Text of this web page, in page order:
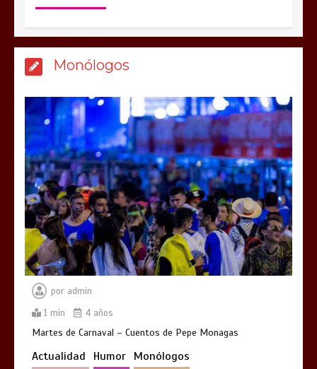
Monólogos
por admin
1 min
4 años
Martes de Carnaval – Cuentos de Pepe Monagas
Actualidad Humor Monólogos